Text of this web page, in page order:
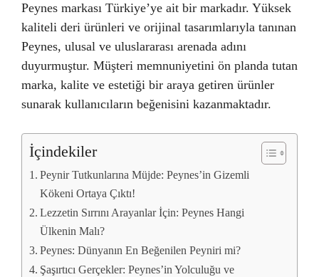
Peynes markası Türkiye’ye ait bir markadır. Yüksek
kaliteli deri ürünleri ve orijinal tasarımlarıyla tanınan
Peynes, ulusal ve uluslararası arenada adını
duyurmuştur. Müşteri memnuniyetini ön planda tutan
marka, kalite ve estetiği bir araya getiren ürünler
sunarak kullanıcıların beğenisini kazanmaktadır.
İçindekiler
Peynir Tutkunlarına Müjde: Peynes’in Gizemli
Kökeni Ortaya Çıktı!
Lezzetin Sırrını Arayanlar İçin: Peynes Hangi
Ülkenin Malı?
Peynes: Dünyanın En Beğenilen Peyniri mi?
Şaşırtıcı Gerçekler: Peynes’in Yolculuğu ve